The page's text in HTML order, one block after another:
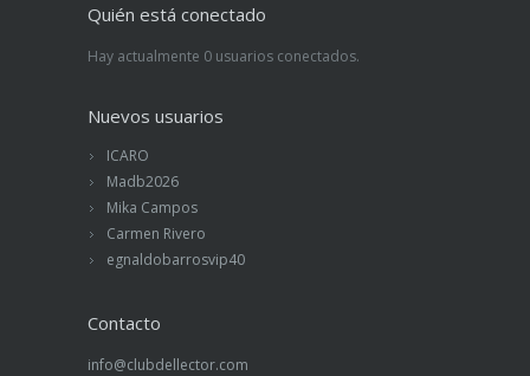
Quién está conectado
Hay actualmente 0 usuarios conectados.
Nuevos usuarios
ICARO
Madb2026
Mika Campos
Carmen Rivero
egnaldobarrosvip40
Contacto
info@clubdellector.com